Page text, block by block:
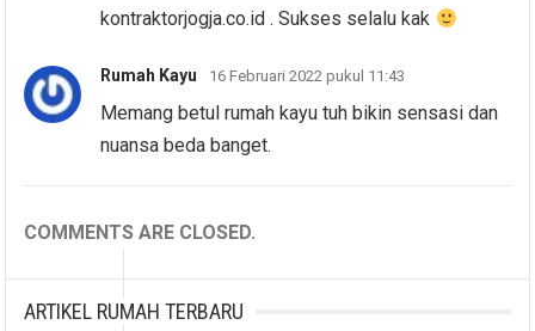
kontraktorjogja.co.id . Sukses selalu kak
Rumah Kayu 16 Februari 2022 pukul 11:43
Memang betul rumah kayu tuh bikin sensasi dan
nuansa beda banget.
COMMENTS ARE CLOSED.
ARTIKEL RUMAH TERBARU